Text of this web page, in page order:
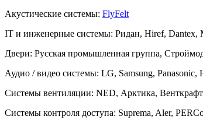
Акустические системы: FlyFelt
IT и инженерные системы: Ридан, Hiref, Dantex,
Двери: Русская промышленная группа,
Аудио / видео системы: LG, Samsung, Panasonic,
Системы вентиляции: NED, Арктика, Венткрафт
Системы контроля доступа: Suprema, Aler,